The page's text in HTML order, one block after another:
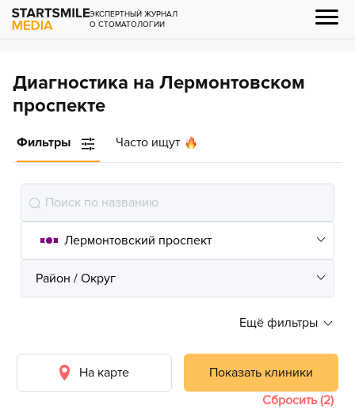
ЭКСПЕРТНЫЙ ЖУРНАЛ
О СТОМАТОЛОГИИ
Диагностика на Лермонтовском
проспекте
Фильтры Часто ищут
Ещё фильтры
На карте
Показать клиники
Сбросить (2)